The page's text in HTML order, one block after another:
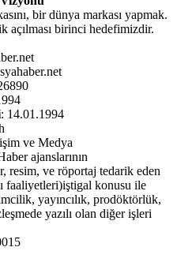
bir dünya markası yapmak.
açılması birinci hedefimizdir.
: 14.01.1994
ve Medya
ajanslarının
resim, ve röportaj tedarik eden
faaliyetleri)iştigal konusu ile
yayıncılık, prodöktörlük,
yazılı olan diğer işleri